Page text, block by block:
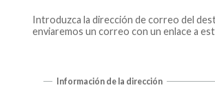
Introduzca la dirección de correo del
enviaremos un correo con un enlace a
Información de la dirección